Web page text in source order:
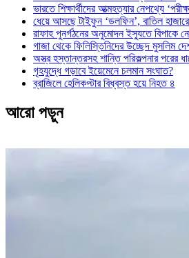
ভারতে শিক্ষার্থীদের আত্মহত্যার নেপথ্যে
ধেয়ে আসছে টাইফুন ‘ডলফিন’, বাতিল
রাফাহ পুনর্গঠনের অনুমোদন ইস্যুতে বিপাকে
গাজা থেকে ফিলিস্তিনিদের উচ্ছেদ মুসলিম
অস্ত্র হস্তান্তরসহ শান্তি পরিকল্পনার পরের
গৃহযুদ্ধে গড়াবে ইয়েমেনে চলমান সংঘাত?
ব্রাজিলে হেলিকপ্টার বিধ্বস্ত হয়ে নিহত ৪
আরো পড়ুন